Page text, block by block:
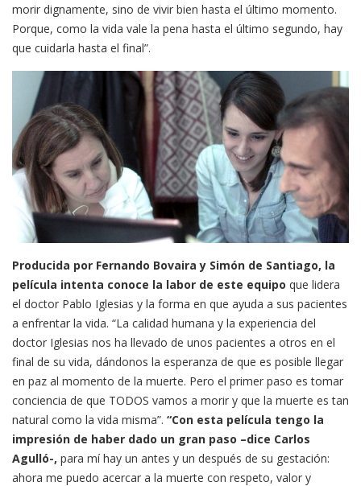
morir dignamente, sino de vivir bien hasta el último momento.
Porque, como la vida vale la pena hasta el último segundo, hay
que cuidarla hasta el final”.
Producida por Fernando Bovaira y Simón de Santiago, la
película intenta conoce la labor de este equipo que lidera
el doctor Pablo Iglesias y la forma en que ayuda a sus pacientes
a enfrentar la vida. “La calidad humana y la experiencia del
doctor Iglesias nos ha llevado de unos pacientes a otros en el
final de su vida, dándonos la esperanza de que es posible llegar
en paz al momento de la muerte. Pero el primer paso es tomar
conciencia de que TODOS vamos a morir y que la muerte es tan
natural como la vida misma”. “Con esta película tengo la
impresión de haber dado un gran paso –dice Carlos
Agulló-, para mí hay un antes y un después de su gestación:
ahora me puedo acercar a la muerte con respeto, valor y